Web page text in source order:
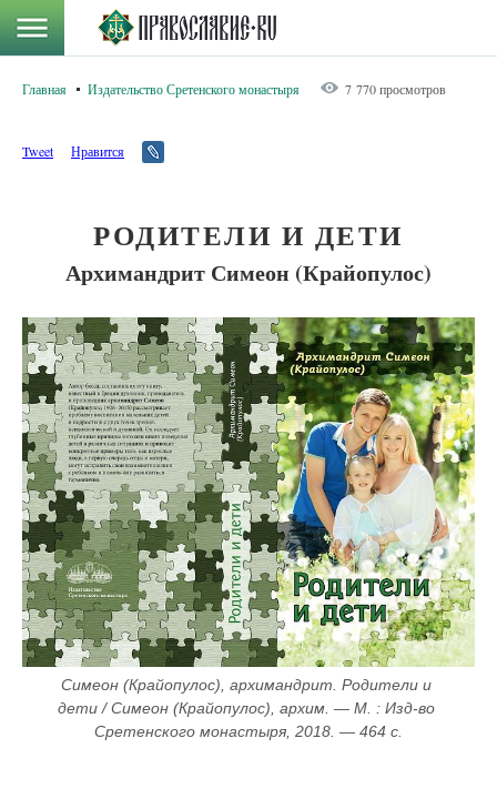
Главная Издательство Сретенского монастыря 7 770 просмотров
Tweet Нравится
РОДИТЕЛИ И ДЕТИ
Архимандрит Симеон (Крайопулос)
Симеон (Крайопулос), архимандрит. Родители и
дети / Симеон (Крайопулос), архим. — М. : Изд-во
Сретенского монастыря, 2018. — 464 с.